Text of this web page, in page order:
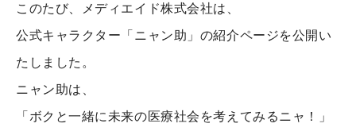
このたび、メディエイド株式会社は、
公式キャラクター「ニャン助」の紹介ページを公開い
たしました。
ニャン助は、
「ボクと一緒に未来の医療社会を考えてみるニャ！」